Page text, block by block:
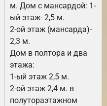
м. Дом с мансардой: 1-
ый этаж- 2,5 м.
2-ой этаж (мансарда)-
2,3 м.
Дом в полтора и два
этажа:
1-ый этаж 2,5 м.
2-ой этаж 2,4 м. в
полутораэтажном